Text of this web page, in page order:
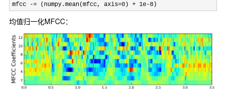
mfcc -= (numpy.mean(mfcc, axis=0) + 1e-8)
均值归一化MFCC：